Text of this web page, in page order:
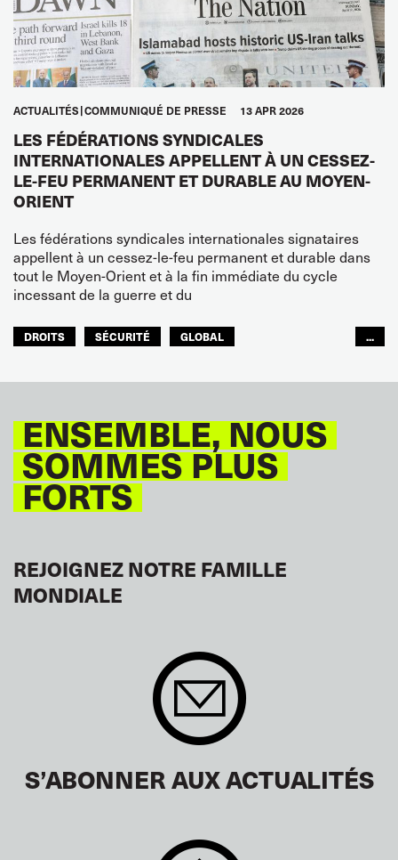
ACTUALITÉS COMMUNIQUÉ DE PRESSE 13 APR 2026
LES FÉDÉRATIONS SYNDICALES
INTERNATIONALES APPELLENT À UN CESSEZ-
LE-FEU PERMANENT ET DURABLE AU MOYEN-
ORIENT
Les fédérations syndicales internationales signataires
appellent à un cessez-le-feu permanent et durable dans
tout le Moyen-Orient et à la fin immédiate du cycle
incessant de la guerre et du
DROITS SÉCURITÉ
GLOBAL
...
ENSEMBLE, NOUS
SOMMES PLUS
FORTS
REJOIGNEZ NOTRE FAMILLE
MONDIALE
S’ABONNER AUX ACTUALITÉS